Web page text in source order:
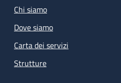
Chi siamo
Dove siamo
Carta dei servizi
Strutture